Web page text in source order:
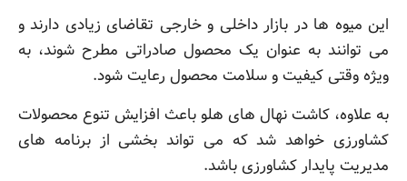
این میوه ها در بازار داخلی و خارجی تقاضای زیادی دارند و
می توانند به عنوان یک محصول صادراتی مطرح شوند، به
ویژه وقتی کیفیت و سلامت محصول رعایت شود.
به علاوه، کاشت نهال های هلو باعث افزایش تنوع محصولات
کشاورزی خواهد شد که می تواند بخشی از برنامه های
مدیریت پایدار کشاورزی باشد.